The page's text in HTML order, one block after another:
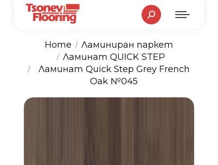
Search:
You are here:
Home
Ламиниран паркет
Ламинат QUICK STEP
Ламинат Quick Step Grey French
Oak №045